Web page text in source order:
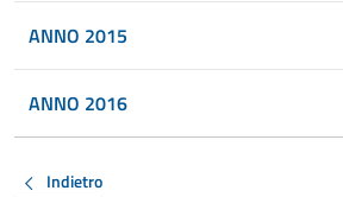
ANNO 2015
ANNO 2016
Indietro